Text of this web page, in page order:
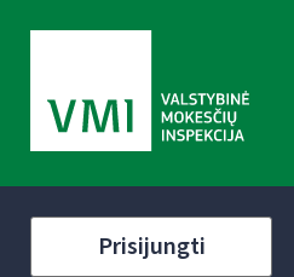
Prisijungti